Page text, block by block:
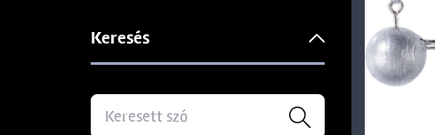
Keresés